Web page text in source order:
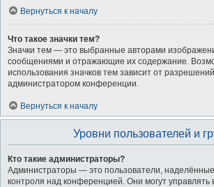
Вернуться к началу
Что такое значки тем?
Значки тем — это выбранные авторами
сообщениями и отражающие их содержание.
использования значков тем зависит от
администратором конференции.
Вернуться к началу
Уровни пользователей и
Кто такие администраторы?
Администраторы — это пользователи,
контроля над конференцией. Они могут управлять